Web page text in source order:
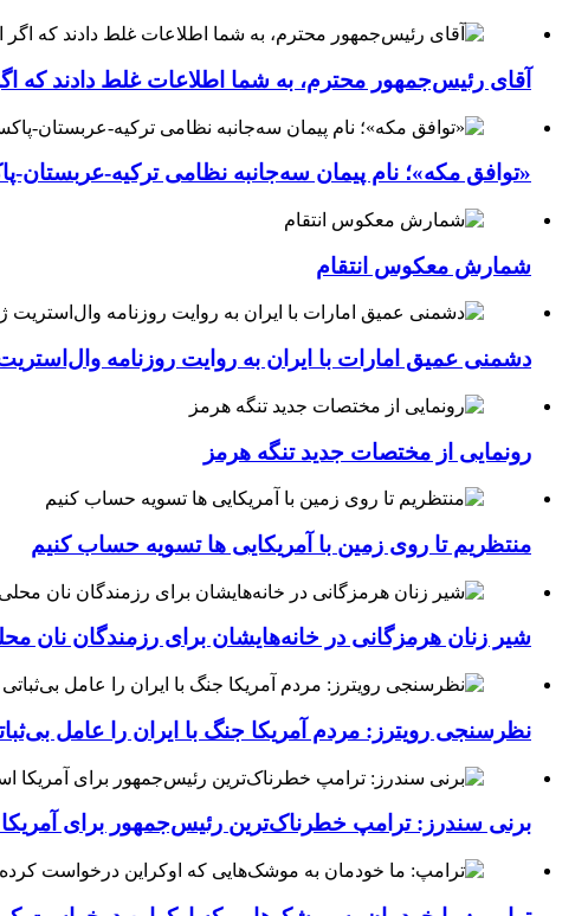
آقای رئیس‌جمهور محترم، به شما اطلاعات غلط دادند که
«توافق مکه»؛ نام پیمان سه‌جانبه نظامی ترکیه-عربستان-
شمارش معکوس انتقام
دشمنی عمیق امارات با ایران به روایت روزنامه
رونمایی از مختصات جدید تنگه هرمز
منتظریم تا روی زمین با آمریکایی ها تسویه حساب کنیم
شیر زنان هرمزگانی در خانه‌هایشان برای رزمندگان نان
نظرسنجی رویترز: مردم آمریکا جنگ با ایران را عامل
برنی سندرز: ترامپ خطرناک‌ترین رئیس‌جمهور برای